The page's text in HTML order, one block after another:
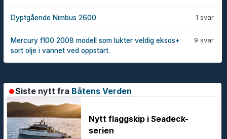
1 svar
Dyptgående Nimbus 2600
9 svar
Mercury f100 2008 modell som lukter veldig eksos+
sort olje i vannet ved oppstart.
Siste nytt fra Båtens Verden
Nytt flaggskip i Seadeck-
serien